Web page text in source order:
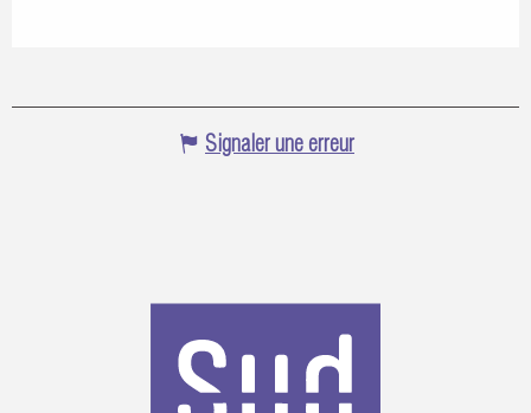
Signaler une erreur